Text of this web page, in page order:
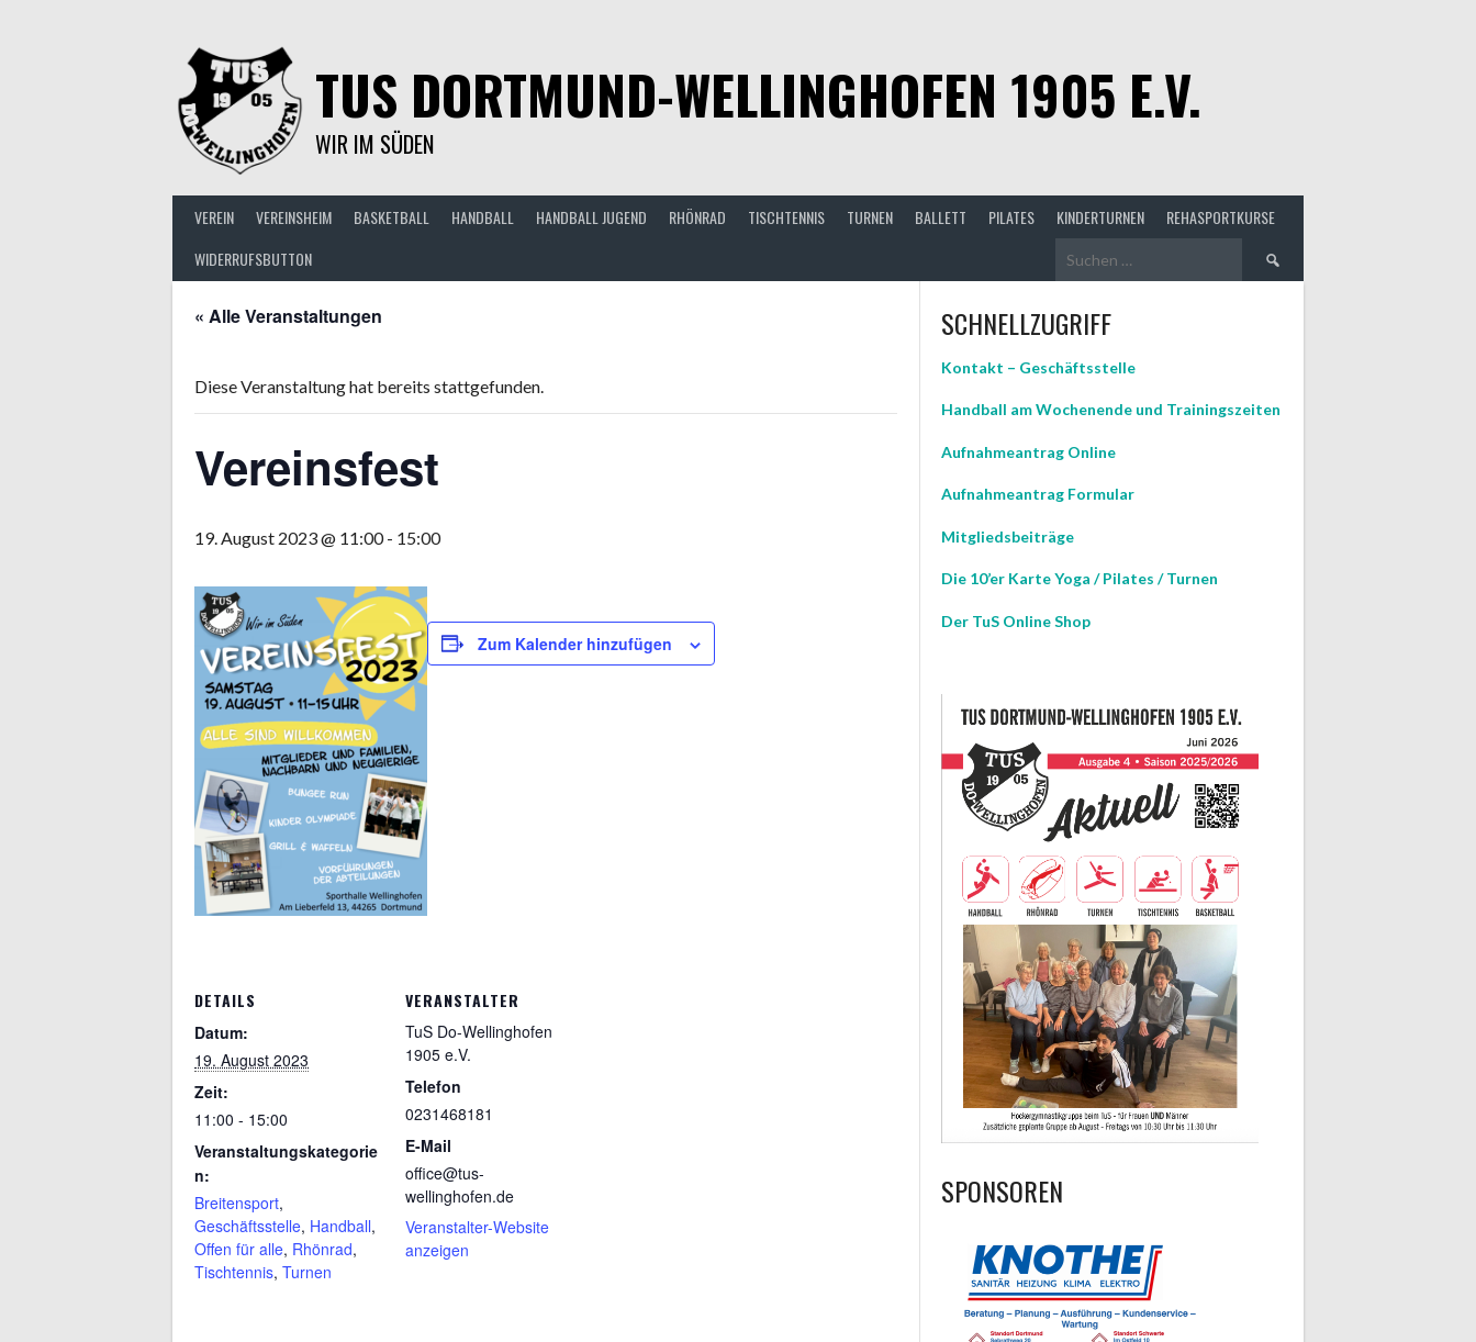
TUS DORTMUND-WELLINGHOFEN 1905 E.V.
WIR IM SÜDEN
VEREIN VEREINSHEIM BASKETBALL HANDBALL HANDBALL JUGEND RHÖNRAD TISCHTENNIS TURNEN BALLETT PILATES KINDERTURNEN
REHASPORTKURSE
WIDERRUFSBUTTON
Suchen
« Alle Veranstaltungen
Diese Veranstaltung hat bereits stattgefunden.
Vereinsfest
19. August 2023 @ 11:00- 15:00
Zum Kalender hinzufügen
DETAILS
Datum:
19. August 2023
Zeit:
11:00 - 15:00
Veranstaltungskategorie
n:
Breitensport,
Geschäftsstelle, Handball,
Offen für alle, Rhönrad,
Tischtennis, Turnen
VERANSTALTER
TuS Do-Wellinghofen
1905 e.V.
Telefon
0231468181
E-Mail
office@tus-
wellinghofen.de
Veranstalter-Website
anzeigen
SCHNELLZUGRIFF
Kontakt – Geschäftsstelle
Handball am Wochenende und Trainingszeiten
Aufnahmeantrag Online
Aufnahmeantrag Formular
Mitgliedsbeiträge
Die 10’er Karte Yoga / Pilates / Turnen
Der TuS Online Shop
SPONSOREN